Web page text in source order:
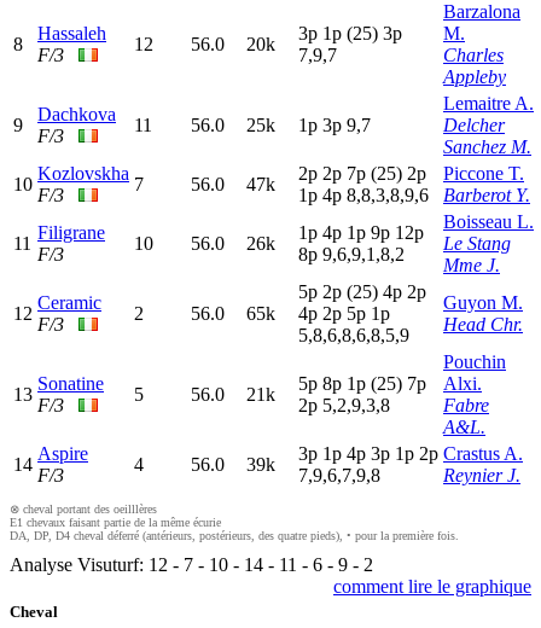
8
Hassaleh
F/3
12 56.0 20k
3p 1p (25) 3p
7,9,7
Barzalona
M.
Charles
Appleby
9
Dachkova
F/3
11 56.0 25k 1p 3p 9,7
Lemaitre A.
Delcher
Sanchez M.
10
Kozlovskha
F/3
7 56.0 47k
2p 2p 7p (25) 2p
1p 4p 8,8,3,8,9,6
Piccone T.
Barberot Y.
11
Filigrane
F/3
10 56.0 26k
1p 4p 1p 9p 12p
8p 9,6,9,1,8,2
Boisseau L.
Le Stang
Mme J.
12
Ceramic
F/3
2 56.0 65k
5p 2p (25) 4p 2p
4p 2p 5p 1p
5,8,6,8,6,8,5,9
Guyon M.
Head Chr.
13
Sonatine
F/3
5 56.0 21k
5p 8p 1p (25) 7p
2p 5,2,9,3,8
Pouchin
Alxi.
Fabre
A&L.
14
Aspire
F/3
4 56.0 39k
3p 1p 4p 3p 1p 2p
7,9,6,7,9,8
Crastus A.
Reynier J.
⊗ cheval portant des oeilllères
E1 chevaux faisant partie de la même écurie
DA, DP, D4 cheval déferré (antérieurs, postérieurs, des quatre pieds), • pour la première fois.
Analyse Visuturf: 12 - 7 - 10 - 14 - 11 - 6 - 9 - 2
comment lire le graphique
Cheval